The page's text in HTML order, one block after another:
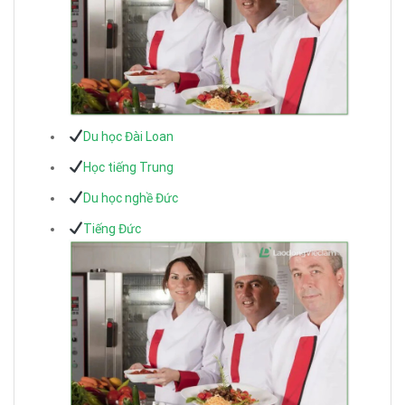
Du học Đài Loan
Học tiếng Trung
Du học nghề Đức
Tiếng Đức